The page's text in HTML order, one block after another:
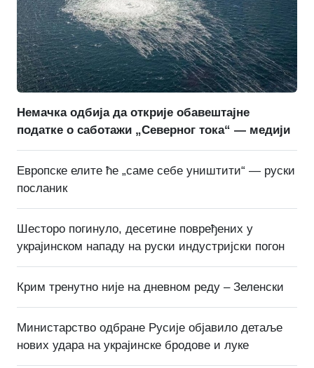
Немачка одбија да открије обавештајне
податке о саботажи „Северног тока“ — медији
Европске елите ће „саме себе уништити“ — руски
посланик
Шесторо погинуло, десетине повређених у
украјинском нападу на руски индустријски погон
Крим тренутно није на дневном реду – Зеленски
Министарство одбране Русије објавило детаље
нових удара на украјинске бродове и луке